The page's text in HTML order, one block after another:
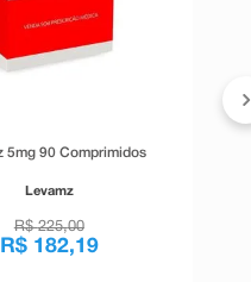
5mg 90 Comprimidos
Levamz
R$ 225,00
R$ 182,19